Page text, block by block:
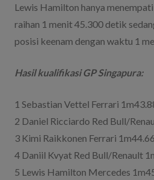
Lewis Hamilton hanya
raihan 1 menit 45.300 detik
posisi keenam dengan waktu 1
Hasil kualifikasi GP Singapura:
1 Sebastian Vettel Ferrari
2 Daniel Ricciardo Red Bull/
3 Kimi Raikkonen Ferrari
4 Daniil Kvyat Red Bull/Renault
5 Lewis Hamilton Mercedes